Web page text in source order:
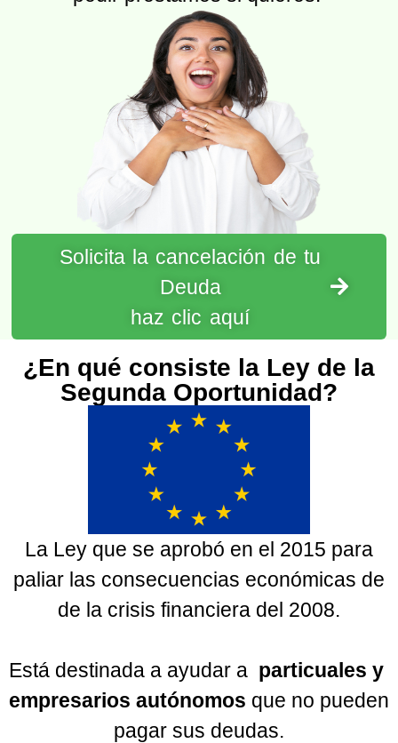
Solicita la cancelación de tu
Deuda
haz clic aquí
¿En qué consiste la Ley de la
Segunda Oportunidad?
La Ley que se aprobó en el 2015 para
paliar las consecuencias económicas de
de la crisis financiera del 2008.
Está destinada a ayudar a particuales y
empresarios autónomos que no pueden
pagar sus deudas.